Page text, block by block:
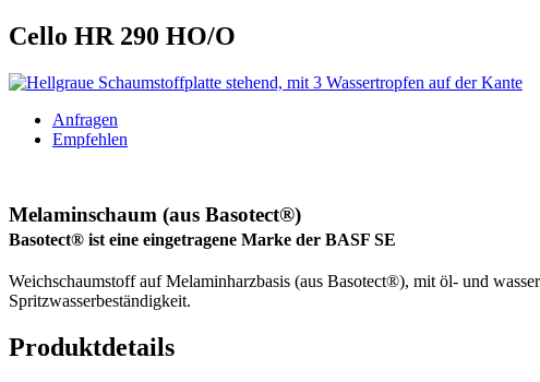
Cello HR 290 HO/O
Anfragen
Empfehlen
Melaminschaum (aus Basotect®)
Basotect® ist eine eingetragene Marke der BASF SE
Weichschaumstoff auf Melaminharzbasis (aus Basotect®), mit öl- und
Spritzwasserbeständigkeit.
Produktdetails